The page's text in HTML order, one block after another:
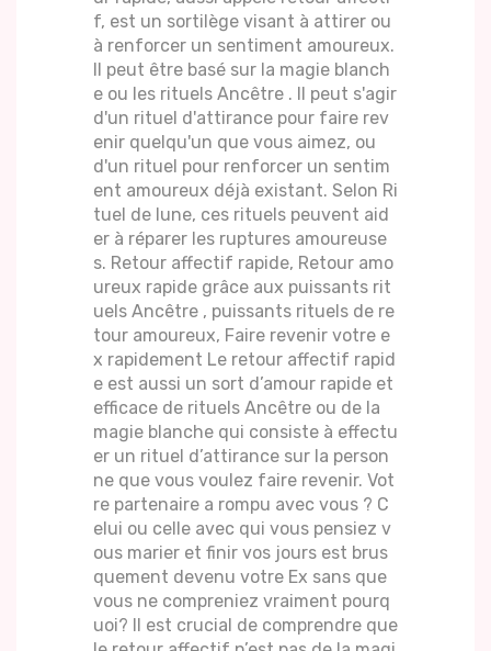
f, est un sortilège visant à attirer ou
à renforcer un sentiment amoureux.
Il peut être basé sur la magie blanch
e ou les rituels Ancêtre . Il peut s'agir
d'un rituel d'attirance pour faire rev
enir quelqu'un que vous aimez, ou
d'un rituel pour renforcer un sentim
ent amoureux déjà existant. Selon Ri
tuel de lune, ces rituels peuvent aid
er à réparer les ruptures amoureuse
s. Retour affectif rapide, Retour amo
ureux rapide grâce aux puissants rit
uels Ancêtre , puissants rituels de re
tour amoureux, Faire revenir votre e
x rapidement Le retour affectif rapid
e est aussi un sort d’amour rapide et
efficace de rituels Ancêtre ou de la
magie blanche qui consiste à effectu
er un rituel d’attirance sur la person
ne que vous voulez faire revenir. Vot
re partenaire a rompu avec vous ? C
elui ou celle avec qui vous pensiez v
ous marier et finir vos jours est brus
quement devenu votre Ex sans que
vous ne compreniez vraiment pourq
uoi? Il est crucial de comprendre que